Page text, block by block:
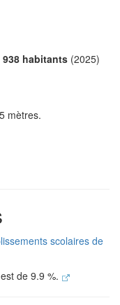
938 habitants (2025)
mètres.
scolaires de
de 9.9 %.